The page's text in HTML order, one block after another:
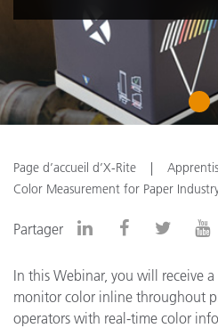
1
Page d’accueil d’X-Rite
Color Measurement for Paper
Partager
In this Webinar, you will receive
monitor color inline throughout
operators with real-time color